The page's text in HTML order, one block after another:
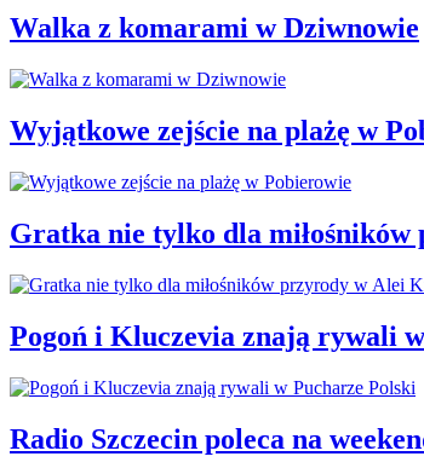
Walka z komarami w Dziwnowie
Wyjątkowe zejście na plażę w
Gratka nie tylko dla
Pogoń i Kluczevia znają rywali
Radio Szczecin poleca na